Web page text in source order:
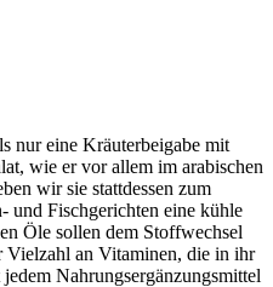
nur eine Kräuterbeigabe mit
wie er vor allem im arabischen
wir sie stattdessen zum
und Fischgerichten eine kühle
Öle sollen dem Stoffwechsel
Vielzahl an Vitaminen, die in ihr
Nahrungsergänzungsmittel